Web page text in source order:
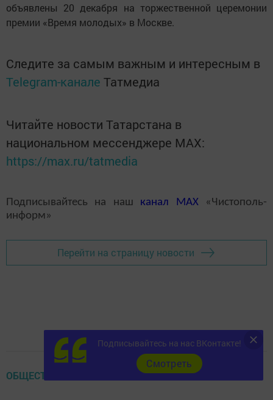
объявлены 20 декабря на торжественной церемонии
премии «Время молодых» в Москве.
Следите за самым важным и интересным в
Telegram-канале Татмедиа
Читайте новости Татарстана в
национальном мессенджере MАХ:
https://max.ru/tatmedia
Подписывайтесь на наш канал MAX«Чистополь-
информ»
Перейти на страницу новости
ОБЩЕСТВО
Подписывайтесь на нас ВКонтакте!
Cмотреть